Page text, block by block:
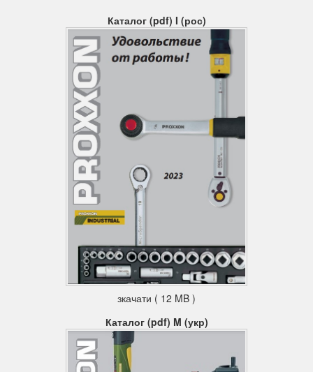
Каталог (pdf) I (рос)
зкачати ( 12 MB )
Каталог (pdf) M (укр)